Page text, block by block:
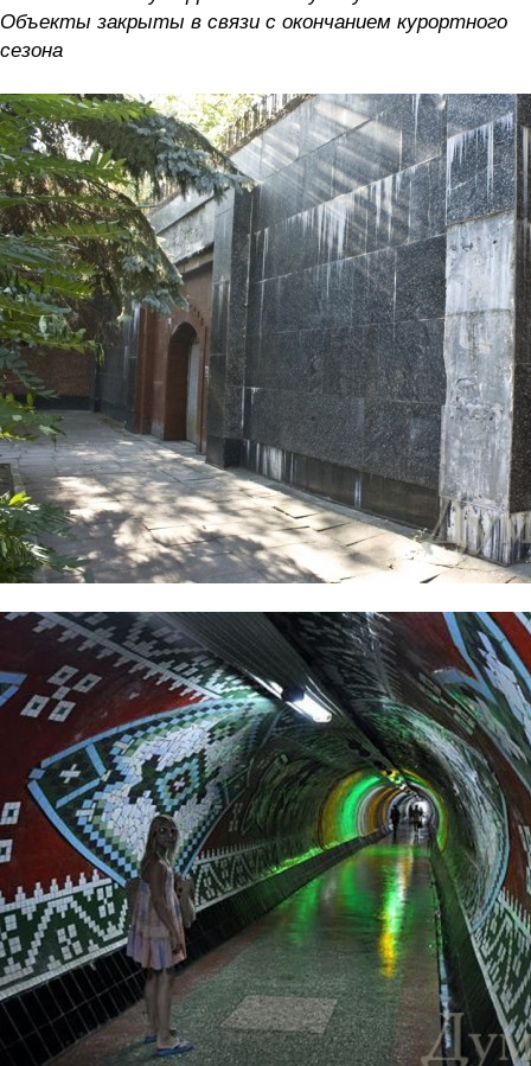
Объекты закрыты в связи с окончанием курортного
сезона